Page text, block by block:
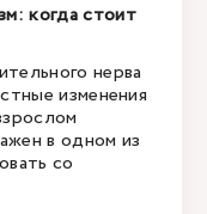
когда стоит
нерва
изменения
в одном из
со